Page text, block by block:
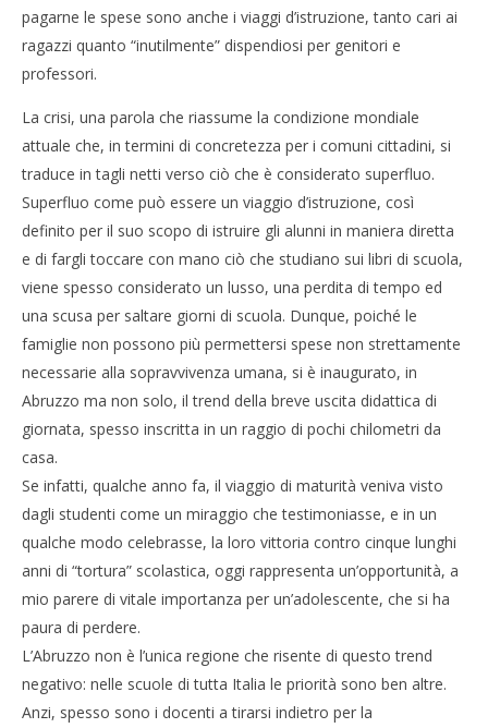
NOW VIEWING
Gite scolastiche, tra crisi e rinunce
30/04/2013
Redazione
pagarne le spese sono anche i viaggi d’istruzione, tanto cari ai
ragazzi quanto “inutilmente” dispendiosi per genitori e
professori.
La crisi, una parola che riassume la condizione mondiale
attuale che, in termini di concretezza per i comuni cittadini, si
traduce in tagli netti verso ciò che è considerato superfluo.
Superfluo come può essere un viaggio d’istruzione, così
definito per il suo scopo di istruire gli alunni in maniera diretta
e di fargli toccare con mano ciò che studiano sui libri di scuola,
viene spesso considerato un lusso, una perdita di tempo ed
una scusa per saltare giorni di scuola. Dunque, poiché le
famiglie non possono più permettersi spese non strettamente
necessarie alla sopravvivenza umana, si è inaugurato, in
Abruzzo ma non solo, il trend della breve uscita didattica di
giornata, spesso inscritta in un raggio di pochi chilometri da
casa.
Se infatti, qualche anno fa, il viaggio di maturità veniva visto
dagli studenti come un miraggio che testimoniasse, e in un
qualche modo celebrasse, la loro vittoria contro cinque lunghi
anni di “tortura” scolastica, oggi rappresenta un’opportunità, a
mio parere di vitale importanza per un’adolescente, che si ha
paura di perdere.
L’Abruzzo non è l’unica regione che risente di questo trend
negativo: nelle scuole di tutta Italia le priorità sono ben altre.
Anzi, spesso sono i docenti a tirarsi indietro per la